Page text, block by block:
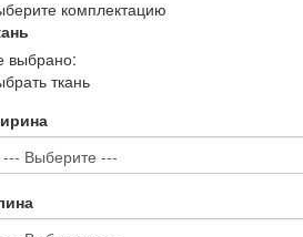
комплектацию
выбрано:
ткань